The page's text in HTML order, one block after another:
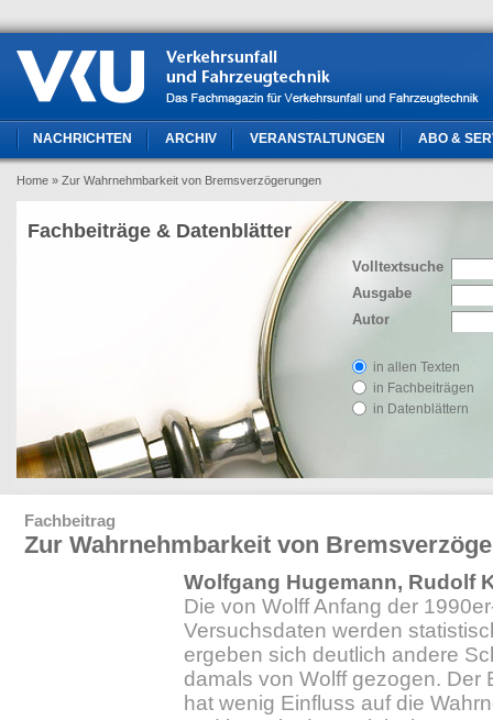
NACHRICHTEN ARCHIV VERANSTALTUNGEN ABO &
Home » Zur Wahrnehmbarkeit von Bremsverzögerungen
Volltextsuche
Ausgabe
Autor
in allen Texten
in Fachbeiträgen
in Datenblättern
Fachbeiträge & Datenblätter
Fachbeitrag
Zur Wahrnehmbarkeit von
Wolfgang Hugemann, Rudolf
Die von Wolff Anfang der
Versuchsdaten werden
ergeben sich deutlich andere
damals von Wolff gezogen. Der
hat wenig Einfluss auf die